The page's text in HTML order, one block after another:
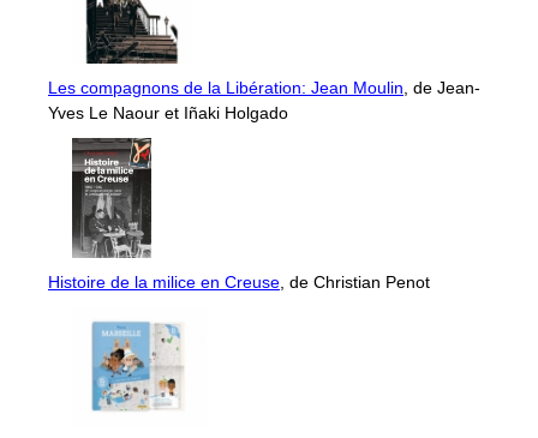
Les compagnons de la Libération: Jean Moulin , de Jean-
Yves Le Naour et Iñaki Holgado
Histoire de la milice en Creuse , de Christian Penot